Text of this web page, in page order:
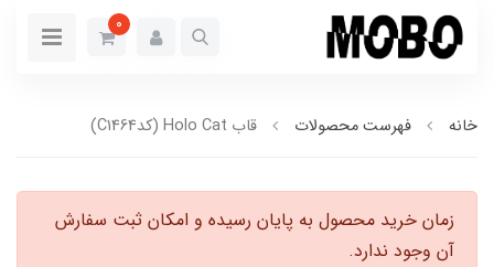
0
خانه فهرست محصولات قاب Holo Cat (کدC1464)
زمان خرید محصول به پایان رسیده و امکان ثبت سفارش
آن وجود ندارد.